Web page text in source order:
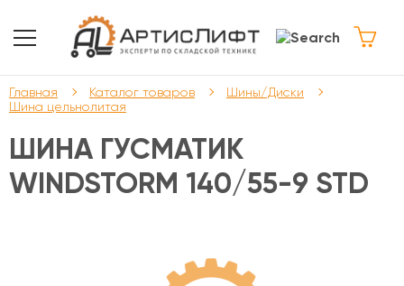
Главная Каталог товаров
Шины/Диски
Шина цельнолитая
ШИНА ГУСМАТИК
WINDSTORM 140/55-9 STD